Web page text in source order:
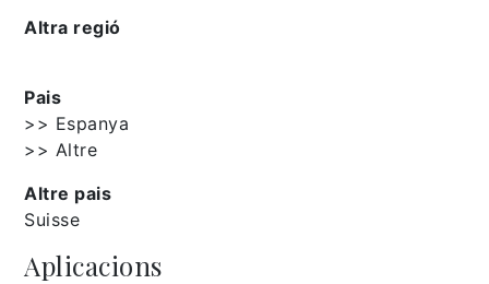
Altra regió
Pais
>> Espanya
>> Altre
Altre pais
Suisse
Aplicacions